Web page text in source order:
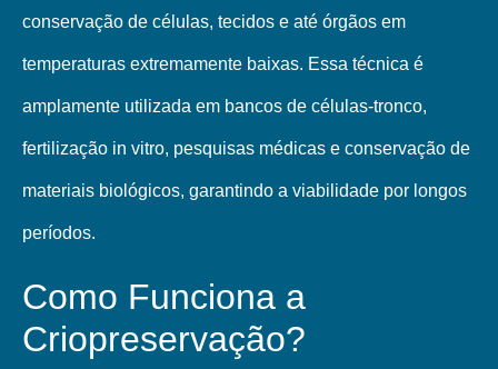
conservação de células, tecidos e até órgãos em
temperaturas extremamente baixas. Essa técnica é
amplamente utilizada em bancos de células-tronco,
fertilização in vitro, pesquisas médicas e conservação de
materiais biológicos, garantindo a viabilidade por longos
períodos.
Como Funciona a
Criopreservação?